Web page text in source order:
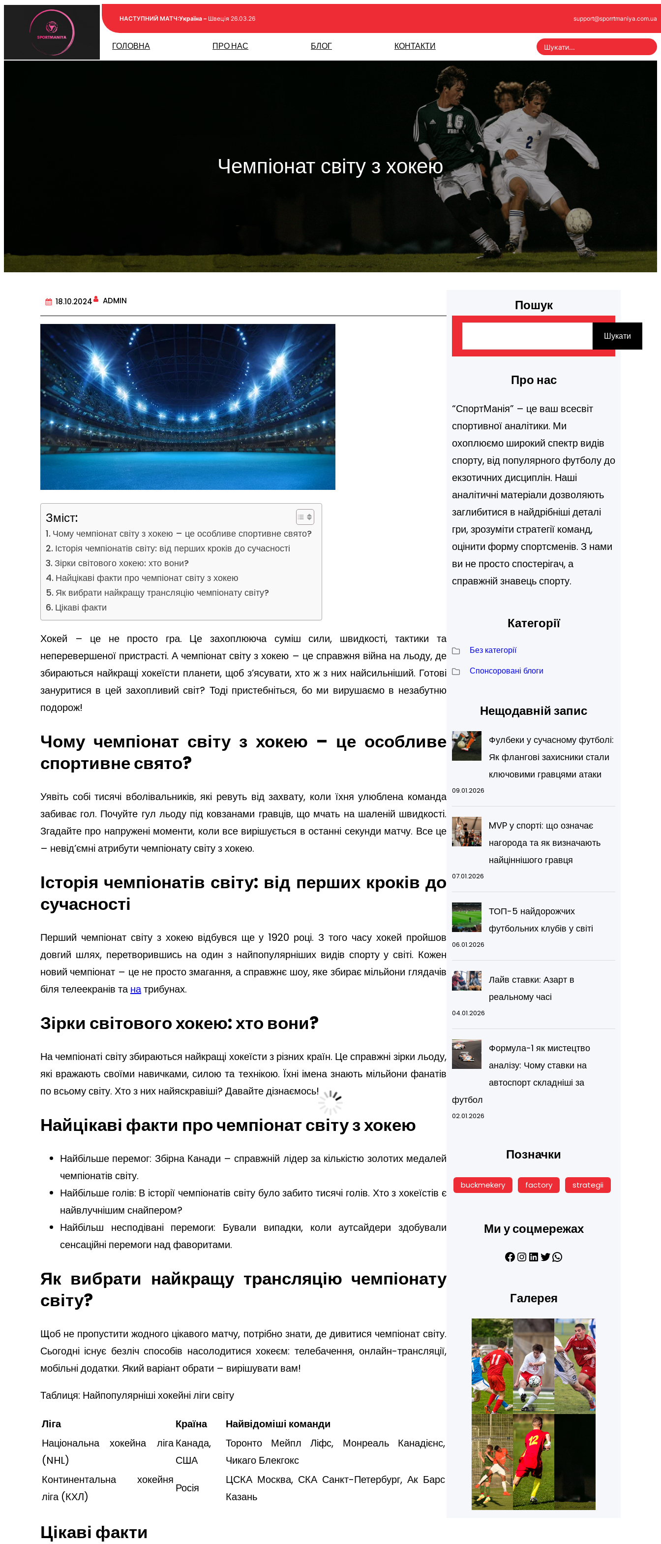
Перейти
НАСТУПНИЙ МАТЧ:Україна – Швеція 26.03.26 support@sporrtmaniya.com.ua
ГОЛОВНА ПРО НАС БЛОГ КОНТАКТИ
S
e
a
r
c
h
Чемпіонат світу з хокею
18.10.2024 ADMIN
Зміст:
Чому чемпіонат світу з хокею – це особливе спортивне свято?
Історія чемпіонатів світу: від перших кроків до сучасності
Зірки світового хокею: хто вони?
Найцікаві факти про чемпіонат світу з хокею
Як вибрати найкращу трансляцію чемпіонату світу?
Цікаві факти
Хокей – це не просто гра. Це захоплююча суміш сили, швидкості, тактики та
неперевершеної пристрасті. А чемпіонат світу з хокею – це справжня війна на льоду, де
збираються найкращі хокеїсти планети, щоб з’ясувати, хто ж з них найсильніший. Готові
зануритися в цей захопливий світ? Тоді пристебніться, бо ми вирушаємо в незабутню
подорож!
Чому чемпіонат світу з хокею – це особливе
спортивне свято?
Уявіть собі тисячі вболівальників, які ревуть від захвату, коли їхня улюблена команда
забиває гол. Почуйте гул льоду під ковзанами гравців, що мчать на шаленій швидкості.
Згадайте про напружені моменти, коли все вирішується в останні секунди матчу. Все це
– невід’ємні атрибути чемпіонату світу з хокею.
Історія чемпіонатів світу: від перших кроків до
сучасності
Перший чемпіонат світу з хокею відбувся ще у 1920 році. З того часу хокей пройшов
довгий шлях, перетворившись на один з найпопулярніших видів спорту у світі. Кожен
новий чемпіонат – це не просто змагання, а справжнє шоу, яке збирає мільйони глядачів
біля телеекранів танатрибунах.
Зірки світового хокею: хто вони?
На чемпіонаті світу збираються найкращі хокеїсти з різних країн. Це справжні зірки льоду,
які вражають своїми навичками, силою та технікою. Їхні імена знають мільйони фанатів
по всьому світу. Хто з них найяскравіші? Давайте дізнаємось!
Найцікаві факти про чемпіонат світу з хокею
Найбільше перемог: Збірна Канади – справжній лідер за кількістю золотих медалей
чемпіонатів світу.
Найбільше голів: В історії чемпіонатів світу було забито тисячі голів. Хто з хокеїстів є
найвлучнішим снайпером?
Найбільш несподівані перемоги: Бували випадки, коли аутсайдери здобували
сенсаційні перемоги над фаворитами.
Як вибрати найкращу трансляцію чемпіонату
світу?
Щоб не пропустити жодного цікавого матчу, потрібно знати, де дивитися чемпіонат світу.
Сьогодні існує безліч способів насолодитися хокеєм: телебачення, онлайн-трансляції,
мобільні додатки. Який варіант обрати – вирішувати вам!
Таблиця: Найпопулярніші хокейні ліги світу
Ліга Країна
Найвідоміші команди
Національна хокейна ліга
(NHL)
Канада,
США
Торонто Мейпл Ліфс, Монреаль Канадієнс,
Чикаго Блекгокс
Континентальна хокейня
ліга (КХЛ)
Росія
ЦСКА Москва, СКА Санкт-Петербург, Ак Барс
Казань
Цікаві факти
Пошук
ш
Шукати
Про нас
“СпортМанія” – це ваш всесвіт
спортивної аналітики. Ми
охоплюємо широкий спектр видів
спорту, від популярного футболу до
екзотичних дисциплін. Наші
аналітичні матеріали дозволяють
заглибитися в найдрібніші деталі
гри, зрозуміти стратегії команд,
оцінити форму спортсменів. З нами
ви не просто спостерігач, а
справжній знавець спорту.
Категорії
Без категорії
Спонсоровані блоги
Нещодавній запис
Фулбеки у сучасному футболі:
Як флангові захисники стали
ключовими гравцями атаки
09.01.2026
MVP у спорті: що означає
нагорода та як визначають
найціннішого гравця
07.01.2026
ТОП-5 найдорожчих
футбольних клубів у світі
06.01.2026
Лайв ставки: Азарт в
реальному часі
04.01.2026
Формула-1 як мистецтво
аналізу: Чому ставки на
автоспорт складніші за
футбол
02.01.2026
Позначки
buckmekery factory strategii
Ми у соцмережах
Facebook InstagramLinkedIn Twitter WhatsApp
Галерея